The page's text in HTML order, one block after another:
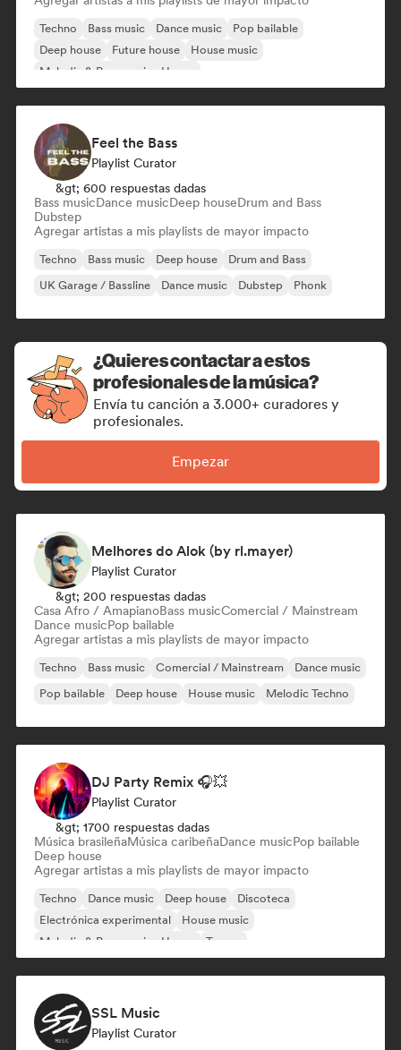
Techno Bass music Dance music
Pop bailable
Deep house
Future house
House music
Melodic & Progressive House
Feel the Bass
Playlist Curator
&gt; 600 respuestas dadas
Bass musicDance musicDeep houseDrum and Bass
Dubstep
Agregar artistas a mis playlists de mayor impacto
Techno Bass music Deep house
Drum and Bass
UK Garage / Bassline
Dance music Dubstep Phonk
¿Quieres contactar a estos
profesionales de la música?
Envía tu canción a 3.000+ curadores y
profesionales.
Empezar
Melhores do Alok (by rl.mayer)
Playlist Curator
&gt; 200 respuestas dadas
Casa Afro / AmapianoBass musicComercial / Mainstream
Dance musicPop bailable
Agregar artistas a mis playlists de mayor impacto
Techno Bass music Comercial / Mainstream
Dance music
Pop bailable
Deep house House music Melodic Techno
DJ Party Remix 🎧💥
Playlist Curator
&gt; 1700 respuestas dadas
Música brasileñaMúsica caribeñaDance musicPop bailable
Deep house
Agregar artistas a mis playlists de mayor impacto
Techno Dance music Deep house
Discoteca
Electrónica experimental
House music
Melodic & Progressive House
Trance
SSL Music
Playlist Curator